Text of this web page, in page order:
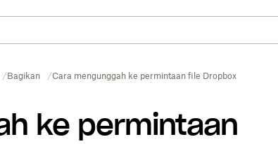
Bagikan Cara mengunggah ke permintaan file Dropbox
ke permintaan